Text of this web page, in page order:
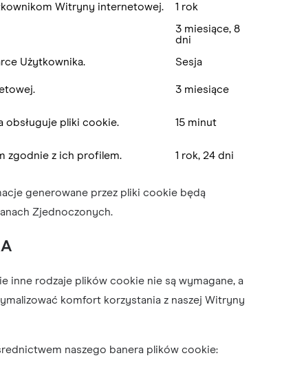
Witryny internetowej. 1 rok
3 miesiące, 8
dni
Użytkownika. Sesja
3 miesiące
obsługuje pliki cookie. 15 minut
zgodnie z ich profilem. 1 rok, 24 dni
generowane przez pliki cookie będą
Zjednoczonych.
inne rodzaje plików cookie nie są wymagane, a
komfort korzystania z naszej Witryny
naszego banera plików cookie: